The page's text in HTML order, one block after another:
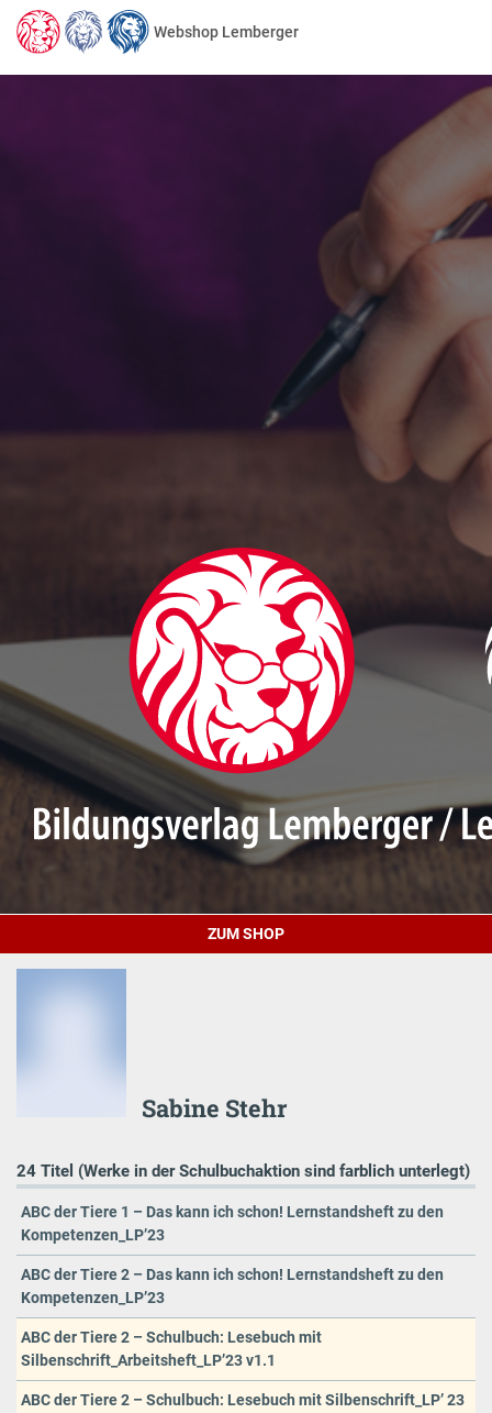
Webshop Lemberger
ZUM SHOP
Sabine Stehr
24 Titel (Werke in der Schulbuchaktion sind farblich unterlegt)
ABC der Tiere 1 – Das kann ich schon! Lernstandsheft zu den
Kompetenzen_LP’23
ABC der Tiere 2 – Das kann ich schon! Lernstandsheft zu den
Kompetenzen_LP’23
ABC der Tiere 2 – Schulbuch: Lesebuch mit
Silbenschrift_Arbeitsheft_LP’23 v1.1
ABC der Tiere 2 – Schulbuch: Lesebuch mit Silbenschrift_LP’ 23